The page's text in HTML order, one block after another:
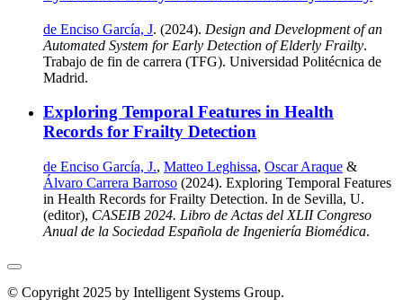
de Enciso García, J. (2024). Design and Development of an
Automated System for Early Detection of Elderly Frailty.
Trabajo de fin de carrera (TFG). Universidad Politécnica de
Madrid.
Exploring Temporal Features in Health
Records for Frailty Detection
de Enciso García, J., Matteo Leghissa, Oscar Araque &
Álvaro Carrera Barroso (2024). Exploring Temporal Features
in Health Records for Frailty Detection. In de Sevilla, U.
(editor), CASEIB 2024. Libro de Actas del XLII Congreso
Anual de la Sociedad Española de Ingeniería Biomédica.
© Copyright 2025 by Intelligent Systems Group.